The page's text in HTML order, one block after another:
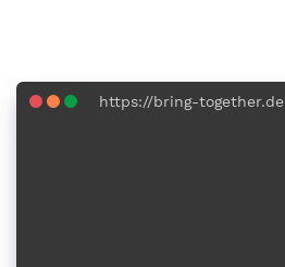
https://bring-together.de